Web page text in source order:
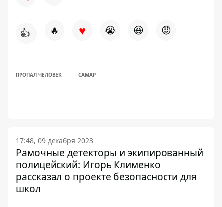
👍 🔥 ♥ 😭 😆 😡
ПРОПАЛ ЧЕЛОВЕК САМАР
17:48, 09 декабря 2023
Рамочные детекторы и экипированный
полицейский: Игорь Клименко
рассказал о проекте безопасности для
школ